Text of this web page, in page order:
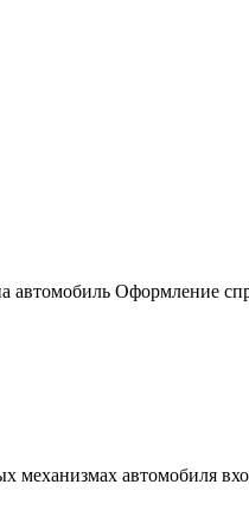
Оформление
автомобиля